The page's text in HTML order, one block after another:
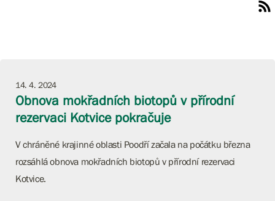
14. 4. 2024
Obnova mokřadních biotopů v přírodní
rezervaci Kotvice pokračuje
V chráněné krajinné oblasti Poodří začala na počátku března
rozsáhlá obnova mokřadních biotopů v přírodní rezervaci
Kotvice.